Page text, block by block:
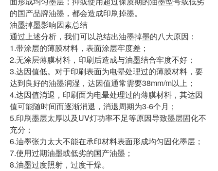
的国产品牌油墨，都会造成印刷掉墨。
油墨掉墨影响因素总结
通过上述分析，我们可以总结出油墨掉墨的八大原因：
1.带涂层的薄膜材料，表面涂层牢度差；
2.无涂层薄膜材料，印刷后造成与油墨结合牢度不好；
3.达因值低。对于印刷表面为电晕处理过的薄膜材料，要
达到良好的油墨润湿，达因值通常需要38mm/m以上；
4.达因值消退，印刷面为电晕处理过的薄膜材料，其达因
值可能随时间而逐渐消退，消退周期为3-6个月；
5.印刷墨层太厚以及UV灯功率不足等原因导致墨层固化不
充分；
6.油墨张力太大不能在承印材料表面形成均匀固化墨层；
7.使用过期油墨或低劣的国产油墨；
8.油墨过度照射，过度干燥。